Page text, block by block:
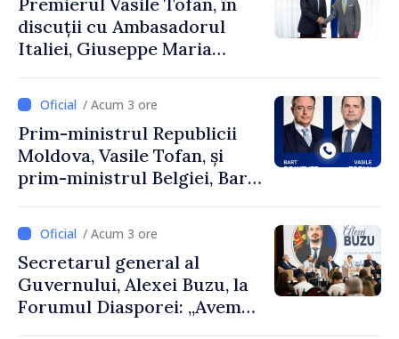
discuții cu Ambasadorul
Italiei, Giuseppe Maria
/ Acum 3 ore
Prim-ministrul Republicii
Moldova, Vasile Tofan, și
prim-ministrul Belgiei, Bart
despre parcursul european
al Republicii Moldova.
/ Acum 3 ore
Secretarul general al
Guvernului, Alexei Buzu, la
Forumul Diasporei: „Avem